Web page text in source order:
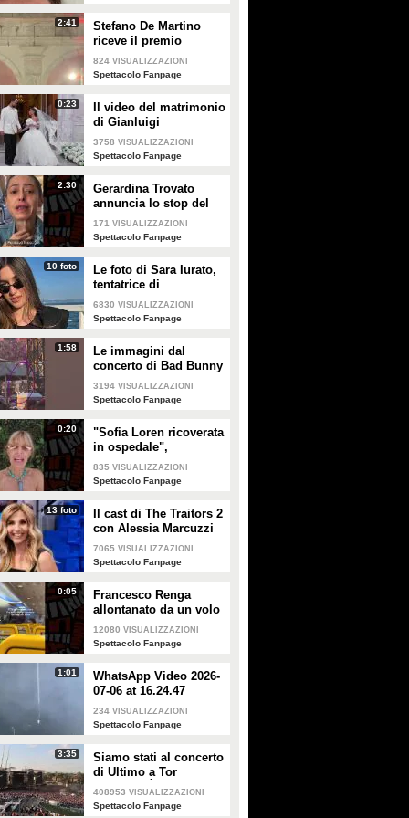
2:41
Stefano De Martino
riceve il premio
intitolato al padre
Enrico
824 VISUALIZZAZIONI
Spettacolo Fanpage
0:23
Il video del matrimonio
di Gianluigi
Donnarumma e Alessia
Elefante
3758 VISUALIZZAZIONI
Spettacolo Fanpage
2:30
Gerardina Trovato
annuncia lo stop del
tour per problemi di
salute
171 VISUALIZZAZIONI
Spettacolo Fanpage
10 foto
Le foto di Sara Iurato,
tentatrice di
Temptation Island 2026
6830 VISUALIZZAZIONI
Spettacolo Fanpage
1:58
Le immagini dal
concerto di Bad Bunny
a Milano
3194 VISUALIZZAZIONI
Spettacolo Fanpage
0:20
"Sofia Loren ricoverata
in ospedale",
Alessandra Mussolini
smentisce: "È serena e
835 VISUALIZZAZIONI
Spettacolo Fanpage
13 foto
Il cast di The Traitors 2
con Alessia Marcuzzi
7065 VISUALIZZAZIONI
Spettacolo Fanpage
0:05
Francesco Renga
allontanato da un volo
Ryanair dopo una
discussione con gli
12080 VISUALIZZAZIONI
Spettacolo Fanpage
1:01
WhatsApp Video 2026-
07-06 at 16.24.47
234 VISUALIZZAZIONI
Spettacolo Fanpage
3:35
Siamo stati al concerto
di Ultimo a Tor
Vergata: "È il giorno
che aspettavo, questa è
408953 VISUALIZZAZIONI
Spettacolo Fanpage